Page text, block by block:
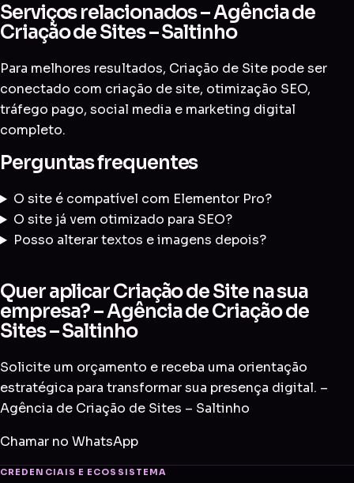
Serviços relacionados – Agência de
Criação de Sites – Saltinho
Para melhores resultados, Criação de Site pode ser
conectado com criação de site, otimização SEO,
tráfego pago, social media e marketing digital
completo.
Perguntas frequentes
O site é compatível com Elementor Pro?
O site já vem otimizado para SEO?
Posso alterar textos e imagens depois?
Quer aplicar Criação de Site na sua
empresa? – Agência de Criação de
Sites – Saltinho
Solicite um orçamento e receba uma orientação
estratégica para transformar sua presença digital. –
Agência de Criação de Sites – Saltinho
Chamar no WhatsApp
CREDENCIAIS E ECOSSISTEMA